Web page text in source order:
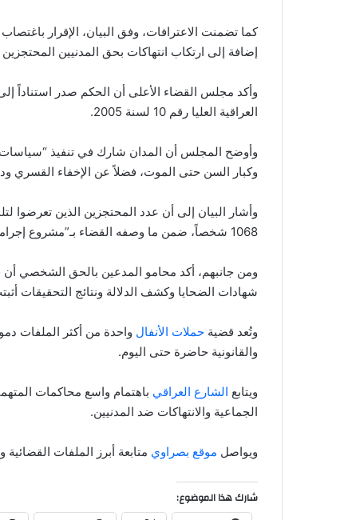
كما تضمنت الاعترافات، وفق البيان، الإقرار
إضافة إلى ارتكاب انتهاكات بحق المدنيين
العراقية العليا رقم 10 لسنة 2005.
وأوضح المجلس أن المدان شارك في تنفيذ
وكبار السن حتى الموت، فضلاً عن الإخفاء القسري
وأشار البيان إلى أن عدد المحتجزين الذين تعرضوا
1068 شخصاً، ضمن ما وصفه القضاء بـ”مشروع إجرامي منظم وممنهج” ضد المواطنين الكورد.
ومن جانبهم، أكد محامو المدعين بالحق الشخصي
شهادات الضحايا وكشف الدلالة ونتائج التحقيقات
وتُعد قضية حملات الأنفال واحدة من أكثر الملفات
والقانونية حاضرة حتى اليوم.
ويتابع الشارع العراقي باهتمام واسع محاكمات
الجماعية والانتهاكات ضد المدنيين.
ويواصل موقع بصراوي متابعة أبرز الملفات القضائية
شارك هذا الموضوع: